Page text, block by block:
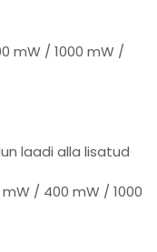
mW / 1000 mW /
laadi alla lisatud
/ 400 mW / 1000